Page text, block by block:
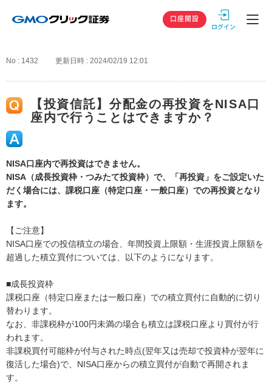
GMOクリック
口座開設
No : 1432 更新日時 : 2024/02/19 12:01
【投資信託】分配金の再投資をNISA口
座内で行うことはできますか？
NISA口座内で再投資はできません。
NISA（成長投資枠・つみたて投資枠）で、「再投資」をご設定いた
だく場合には、課税口座（特定口座・一般口座）での再投資となり
ます。
【ご注意】
NISA口座での投信積立の場合、年間投資上限額・生涯投資上限額を
超過した積立買付については、以下のようになります。
■成長投資枠
課税口座（特定口座または一般口座）での積立買付に自動的に切り
替わります。
なお、非課税枠が100円未満の場合も積立は課税口座より買付が行
われます。
非課税買付可能枠が付与された時点(翌年又は売却で投資枠が翌年に
復活した場合)で、NISA口座からの積立買付が自動で再開されま
す。